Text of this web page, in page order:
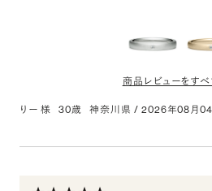
商品レビューをす
ン 3.0mm 4-14
りー 様 30歳 神奈川県 / 2026年08月